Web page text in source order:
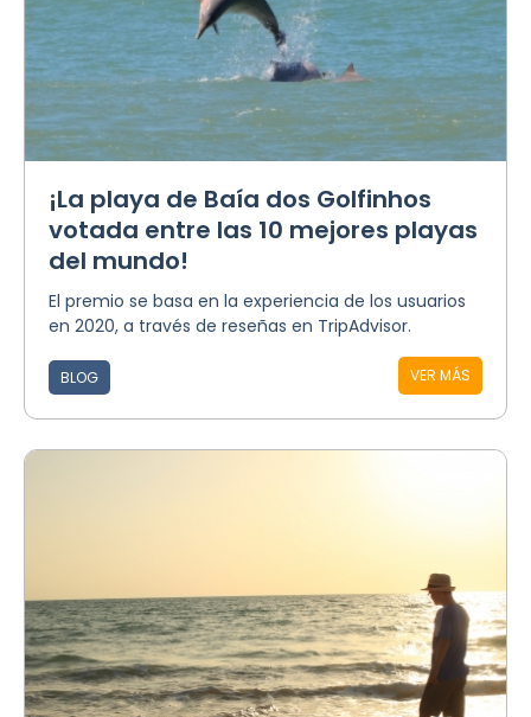
¡La playa de Baía dos Golfinhos
votada entre las 10 mejores playas
del mundo!
El premio se basa en la experiencia de los usuarios
en 2020, a través de reseñas en TripAdvisor.
VER MÁS
BLOG